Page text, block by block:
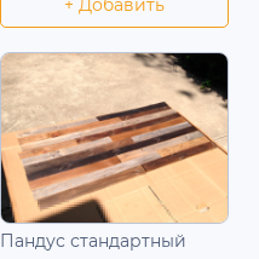
+ Добавить
Пандус стандартный